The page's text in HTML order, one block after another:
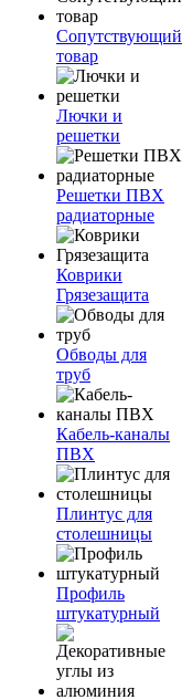
Сопутствующий
товар
Лючки и
решетки
Решетки ПВХ
радиаторные
Коврики
Грязезащита
Обводы для
труб
Кабель-каналы
ПВХ
Плинтус для
столешницы
Профиль
штукатурный